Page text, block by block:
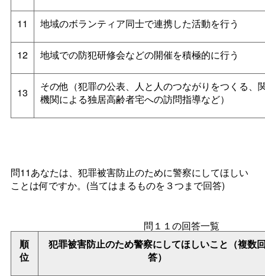
11 地域のボランティア同士で連携した活動を行う
12 地域での防犯研修会などの開催を積極的に行う
13
その他（犯罪の公表、人と人のつながりをつくる、
機関による独居高齢者宅への訪問指導など）
問11あなたは、犯罪被害防止のために警察にしてほしい
ことは何ですか。(当てはまるものを３つまで回答)
順
位
犯罪被害防止のため警察にしてほしいこと（複数
答）
問１１の回答一覧